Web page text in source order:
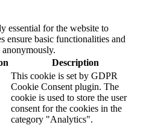
essential for the website to
ensure basic functionalities and
Description
This cookie is set by GDPR
Cookie Consent plugin. The
cookie is used to store the user
consent for the cookies in the
category "Analytics".